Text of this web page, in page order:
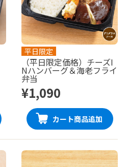
平日限定
（平日限定価格）チーズI
Nハンバーグ＆海老フライ
弁当
¥1,090
カート商品追加